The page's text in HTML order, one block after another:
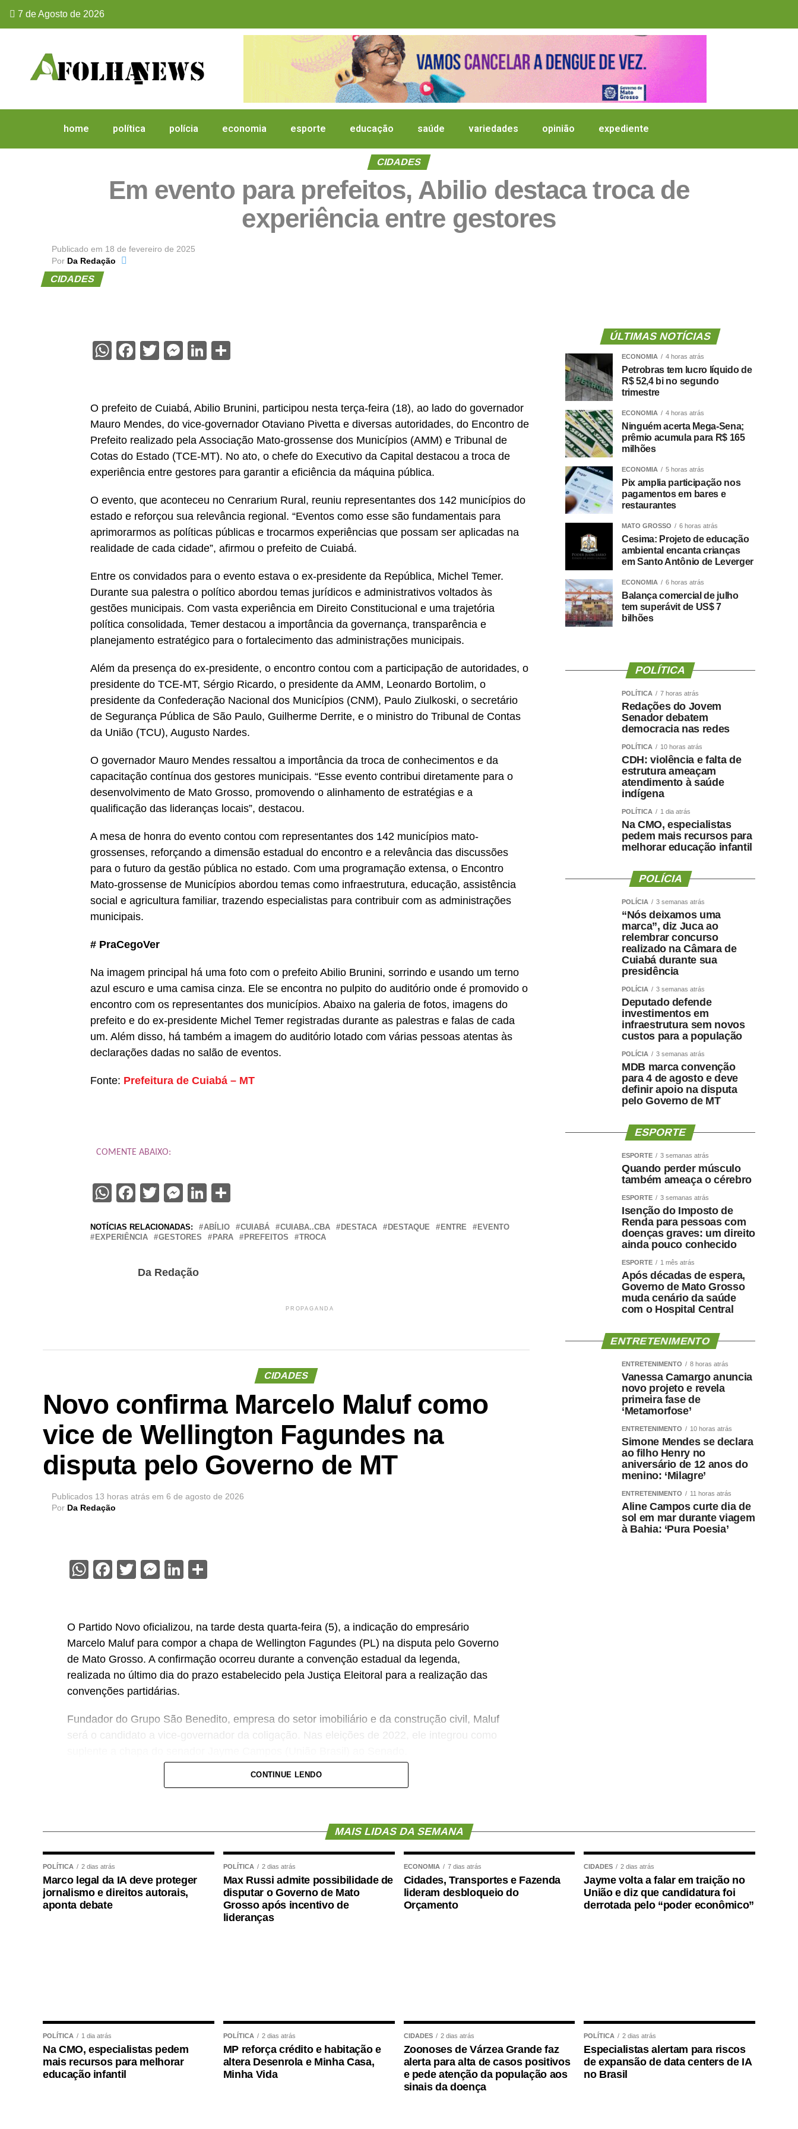
7 de Agosto de 2026
home política polícia economia esporte educação saúde variedades opinião expediente
CIDADES
Em evento para prefeitos, Abilio destaca troca de
experiência entre gestores
Publicado em 18 de fevereiro de 2025
Por Da Redação
CIDADES
WhatsApp
Facebook
TwitterMessenger
LinkedIn
O prefeito de Cuiabá, Abilio Brunini, participou nesta terça-feira (18), ao lado do governador
Mauro Mendes, do vice-governador Otaviano Pivetta e diversas autoridades, do Encontro de
Prefeito realizado pela Associação Mato-grossense dos Municípios (AMM) e Tribunal de
Cotas do Estado (TCE-MT). No ato, o chefe do Executivo da Capital destacou a troca de
experiência entre gestores para garantir a eficiência da máquina pública.
O evento, que aconteceu no Cenrarium Rural, reuniu representantes dos 142 municípios do
estado e reforçou sua relevância regional. “Eventos como esse são fundamentais para
aprimorarmos as políticas públicas e trocarmos experiências que possam ser aplicadas na
realidade de cada cidade”, afirmou o prefeito de Cuiabá.
Entre os convidados para o evento estava o ex-presidente da República, Michel Temer.
Durante sua palestra o político abordou temas jurídicos e administrativos voltados às
gestões municipais. Com vasta experiência em Direito Constitucional e uma trajetória
política consolidada, Temer destacou a importância da governança, transparência e
planejamento estratégico para o fortalecimento das administrações municipais.
Além da presença do ex-presidente, o encontro contou com a participação de autoridades, o
presidente do TCE-MT, Sérgio Ricardo, o presidente da AMM, Leonardo Bortolim, o
presidente da Confederação Nacional dos Municípios (CNM), Paulo Ziulkoski, o secretário
de Segurança Pública de São Paulo, Guilherme Derrite, e o ministro do Tribunal de Contas
da União (TCU), Augusto Nardes.
O governador Mauro Mendes ressaltou a importância da troca de conhecimentos e da
capacitação contínua dos gestores municipais. “Esse evento contribui diretamente para o
desenvolvimento de Mato Grosso, promovendo o alinhamento de estratégias e a
qualificação das lideranças locais”, destacou.
A mesa de honra do evento contou com representantes dos 142 municípios mato-
grossenses, reforçando a dimensão estadual do encontro e a relevância das discussões
para o futuro da gestão pública no estado. Com uma programação extensa, o Encontro
Mato-grossense de Municípios abordou temas como infraestrutura, educação, assistência
social e agricultura familiar, trazendo especialistas para contribuir com as administrações
municipais.
# PraCegoVer
Na imagem principal há uma foto com o prefeito Abilio Brunini, sorrindo e usando um terno
azul escuro e uma camisa cinza. Ele se encontra no pulpito do auditório onde é promovido o
encontro com os representantes dos municípios. Abaixo na galeria de fotos, imagens do
prefeito e do ex-presidente Michel Temer registradas durante as palestras e falas de cada
um. Além disso, há também a imagem do auditório lotado com várias pessoas atentas às
declarações dadas no salão de eventos.
Fonte: Prefeitura de Cuiabá – MT
COMENTE ABAIXO:
WhatsApp
Facebook
TwitterMessenger
LinkedIn
NOTÍCIAS RELACIONADAS: ABÍLIO CUIABÁ CUIABA..CBA DESTACA DESTAQUE ENTRE
EVENTO
EXPERIÊNCIA
GESTORES PARA PREFEITOS TROCA
Da Redação
PROPAGANDA
CIDADES
Novo confirma Marcelo Maluf como
vice de Wellington Fagundes na
disputa pelo Governo de MT
Publicados 13 horas atrás em 6 de agosto de 2026
Por Da Redação
WhatsApp
Facebook
TwitterMessenger
LinkedIn
O Partido Novo oficializou, na tarde desta quarta-feira (5), a indicação do empresário
Marcelo Maluf para compor a chapa de Wellington Fagundes (PL) na disputa pelo Governo
de Mato Grosso. A confirmação ocorreu durante a convenção estadual da legenda,
realizada no último dia do prazo estabelecido pela Justiça Eleitoral para a realização das
convenções partidárias.
Fundador do Grupo São Benedito, empresa do setor imobiliário e da construção civil, Maluf
será o candidato a vice-governador da coligação. Nas eleições de 2022, ele integrou como
Inicialmente, o empresário era apontado como possível candidato do Novo ao Governo do
A composição da chapa majoritária reúne ainda a deputada estadual Janaina Riva (MDB) e
o deputado federal José Medeiros (PL), que disputarão as vagas ao Senado. O acordo
entre PL, Novo e MDB recebeu aval da direção nacional do Partido Liberal, presidida por
Valdemar Costa Neto.
O presidente estadual do PL, Ananias Filho, confirmou que a legenda aprovou a indicação
de Marcelo Maluf para a vaga de vice-governador.
A Carequinha
Delegado Sérgio
Caio Cordeiro
CONTINUE LENDO
ÚLTIMAS NOTÍCIAS
ECONOMIA 4 horas atrás
Petrobras tem lucro líquido de
R$ 52,4 bi no segundo
trimestre
ECONOMIA 4 horas atrás
Ninguém acerta Mega-Sena;
prêmio acumula para R$ 165
milhões
ECONOMIA 5 horas atrás
Pix amplia participação nos
pagamentos em bares e
restaurantes
MATO GROSSO 6 horas atrás
Cesima: Projeto de educação
ambiental encanta crianças
em Santo Antônio de Leverger
ECONOMIA 6 horas atrás
Balança comercial de julho
tem superávit de US$ 7
bilhões
POLÍTICA
POLÍTICA 7 horas atrás
Redações do Jovem
Senador debatem
democracia nas redes
POLÍTICA 10 horas atrás
CDH: violência e falta de
estrutura ameaçam
atendimento à saúde
indígena
POLÍTICA 1 dia atrás
Na CMO, especialistas
pedem mais recursos para
melhorar educação infantil
POLÍCIA
POLÍCIA 3 semanas atrás
“Nós deixamos uma
marca”, diz Juca ao
relembrar concurso
realizado na Câmara de
Cuiabá durante sua
presidência
POLÍCIA 3 semanas atrás
Deputado defende
investimentos em
infraestrutura sem novos
custos para a população
POLÍCIA 3 semanas atrás
MDB marca convenção
para 4 de agosto e deve
definir apoio na disputa
pelo Governo de MT
ESPORTE
ESPORTE 3 semanas atrás
Quando perder músculo
também ameaça o cérebro
ESPORTE 3 semanas atrás
Isenção do Imposto de
Renda para pessoas com
doenças graves: um direito
ainda pouco conhecido
ESPORTE 1 mês atrás
Após décadas de espera,
Governo de Mato Grosso
muda cenário da saúde
com o Hospital Central
ENTRETENIMENTO
ENTRETENIMENTO 8 horas atrás
Vanessa Camargo anuncia
novo projeto e revela
primeira fase de
‘Metamorfose’
ENTRETENIMENTO 10 horas atrás
Simone Mendes se declara
ao filho Henry no
aniversário de 12 anos do
menino: ‘Milagre’
ENTRETENIMENTO 11 horas atrás
Aline Campos curte dia de
sol em mar durante viagem
à Bahia: ‘Pura Poesia’
MAIS LIDAS DA SEMANA
POLÍTICA 2 dias atrás
Marco legal da IA deve proteger
jornalismo e direitos autorais,
aponta debate
POLÍTICA 2 dias atrás
Max Russi admite possibilidade de
disputar o Governo de Mato
Grosso após incentivo de
lideranças
ECONOMIA 7 dias atrás
Cidades, Transportes e Fazenda
lideram desbloqueio do
Orçamento
CIDADES 2 dias atrás
Jayme volta a falar em traição no
União e diz que candidatura foi
derrotada pelo “poder econômico”
POLÍTICA 1 dia atrás
Na CMO, especialistas pedem
mais recursos para melhorar
educação infantil
POLÍTICA 2 dias atrás
MP reforça crédito e habitação e
altera Desenrola e Minha Casa,
Minha Vida
CIDADES 2 dias atrás
Zoonoses de Várzea Grande faz
alerta para alta de casos positivos
e pede atenção da população aos
sinais da doença
POLÍTICA 2 dias atrás
Especialistas alertam para riscos
de expansão de data centers de IA
no Brasil